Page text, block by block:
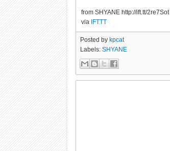
from SHYANE http://ift.tt/2re7Sot
via IFTTT
Posted by kpcat
Labels:SHYANE